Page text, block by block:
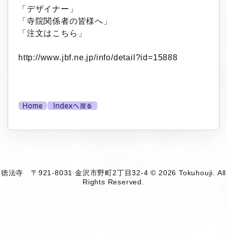
「デザイナー」
「寺院関係者の皆様へ」
「注文はこちら」
http://www.jbf.ne.jp/info/detail?id=15888
徳法寺 〒921-8031 金沢市野町2丁目32-4 © 2026 Tokuhouji. All
Rights Reserved.